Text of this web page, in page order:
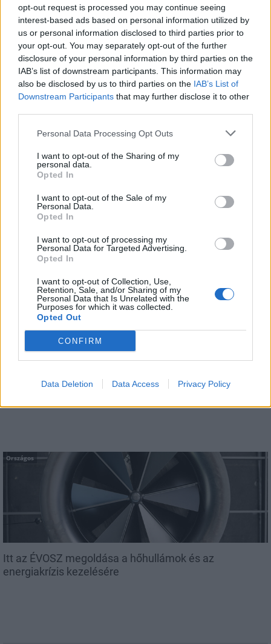
opt-out request is processed you may continue seeing
interest-based ads based on personal information utilized by
us or personal information disclosed to third parties prior to
your opt-out. You may separately opt-out of the further
disclosure of your personal information by third parties on the
IAB’s list of downstream participants. This information may
also be disclosed by us to third parties on the IAB’s List of
Downstream Participants that may further disclose it to other
Personal Data Processing Opt Outs
I want to opt-out of the Sharing of my
personal data.
Opted In
I want to opt-out of the Sale of my
Personal Data.
Opted In
I want to opt-out of processing my
Personal Data for Targeted Advertising.
Opted In
I want to opt-out of Collection, Use,
Retention, Sale, and/or Sharing of my
Personal Data that Is Unrelated with the
Purposes for which it was collected.
Opted Out
CONFIRM
Data Deletion Data Access Privacy Policy
AJÁNLJUK MÉG
Országos
Gál Ferenc Egyetem
elkerülésében
Országos
Itt az ÉVOSZ megoldása a hőhullámok és az
energiakrízis kezelésére